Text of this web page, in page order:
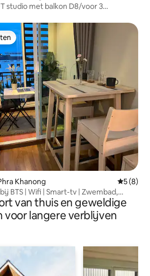
studio met balkon D8/voor 3
Tonglor
Khanong
5 (8)
BTS | Wifi | Smart-tv | Zwembad,
van thuis en geweldige
voor langere verblijven